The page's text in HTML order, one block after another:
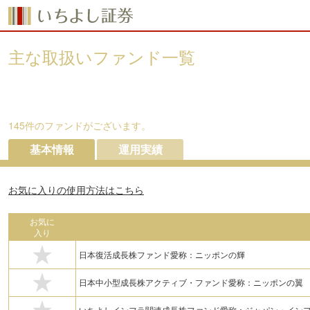
主な取扱いファンド一覧
145件のファンドがございます。
基本情報 運用実績
お気に入りの使用方法はこちら
お気に
入り
日本復活成長株ファンド愛称：ニッポンの輝
日本中小型成長株アクティブ・ファンド愛称：ニッポンの翼